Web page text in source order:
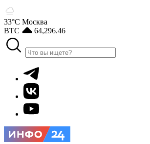
33°С Москва
BTC
64,296.46